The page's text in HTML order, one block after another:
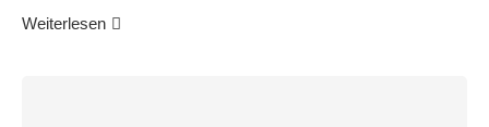
Weiterlesen